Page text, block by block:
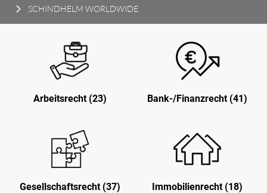
SCHINDHELM WORLDWIDE
Arbeitsrecht (23) Bank-/Finanzrecht (41)
Gesellschaftsrecht (37) Immobilienrecht (18)